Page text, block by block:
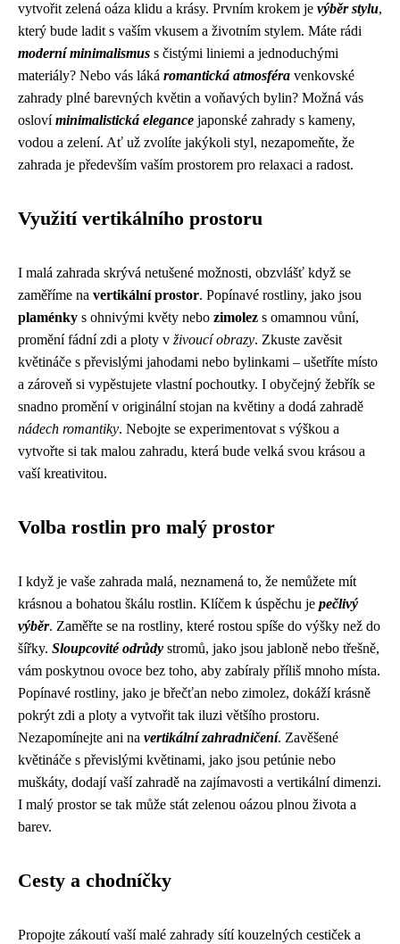
vytvořit zelená oáza klidu a krásy. Prvním krokem je výběr stylu,
který bude ladit s vaším vkusem a životním stylem. Máte rádi
moderní minimalismus s čistými liniemi a jednoduchými
materiály? Nebo vás láká romantická atmosféra venkovské
zahrady plné barevných květin a voňavých bylin? Možná vás
oslovíminimalistická elegance japonské zahrady s kameny,
vodou a zelení. Ať už zvolíte jakýkoli styl, nezapomeňte, že
zahrada je především vaším prostorem pro relaxaci a radost.
Využití vertikálního prostoru
I malá zahrada skrývá netušené možnosti, obzvlášť když se
zaměříme na vertikální prostor. Popínavé rostliny, jako jsou
plaménky s ohnivými květy nebo zimolez s omamnou vůní,
promění fádní zdi a ploty v živoucí obrazy. Zkuste zavěsit
květináče s převislými jahodami nebo bylinkami – ušetříte místo
a zároveň si vypěstujete vlastní pochoutky. I obyčejný žebřík se
snadno promění v originální stojan na květiny a dodá zahradě
nádech romantiky. Nebojte se experimentovat s výškou a
vytvořte si tak malou zahradu, která bude velká svou krásou a
vaší kreativitou.
Volba rostlin pro malý prostor
I když je vaše zahrada malá, neznamená to, že nemůžete mít
krásnou a bohatou škálu rostlin. Klíčem k úspěchu je pečlivý
výběr. Zaměřte se na rostliny, které rostou spíše do výšky než do
šířky. Sloupcovité odrůdy stromů, jako jsou jabloně nebo třešně,
vám poskytnou ovoce bez toho, aby zabíraly příliš mnoho místa.
Popínavé rostliny, jako je břečťan nebo zimolez, dokáží krásně
pokrýt zdi a ploty a vytvořit tak iluzi většího prostoru.
Nezapomínejte ani na vertikální zahradničení. Zavěšené
květináče s převislými květinami, jako jsou petúnie nebo
muškáty, dodají vaší zahradě na zajímavosti a vertikální dimenzi.
I malý prostor se tak může stát zelenou oázou plnou života a
barev.
Cesty a chodníčky
Propojte zákoutí vaší malé zahrady sítí kouzelných cestiček a